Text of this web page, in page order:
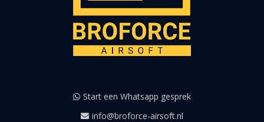
Start een Whatsapp gesprek
info@broforce-airsoft.nl